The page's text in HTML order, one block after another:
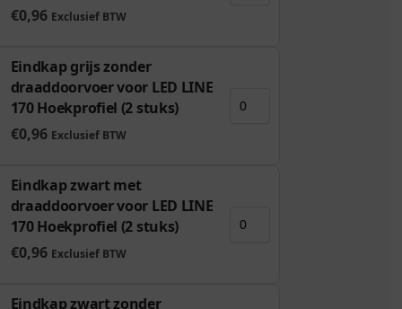
€0,96 Exclusief BTW
Eindkap grijs zonder
draaddoorvoer voor LED LINE
170 Hoekprofiel (2 stuks)
€0,96 Exclusief BTW
Eindkap zwart met
draaddoorvoer voor LED LINE
170 Hoekprofiel (2 stuks)
€0,96 Exclusief BTW
Eindkap zwart zonder